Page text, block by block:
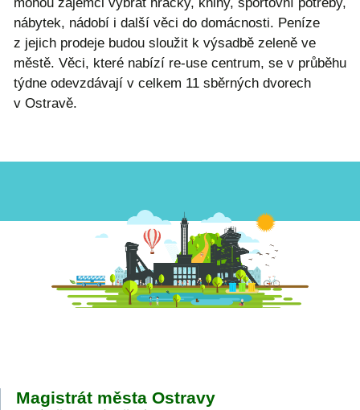
nábytek, nádobí i další věci do domácnosti. Peníze
z jejich prodeje budou sloužit k výsadbě zeleně ve
městě. Věci, které nabízí re-use centrum, se v průběhu
týdne odevzdávají v celkem 11 sběrných dvorech
v Ostravě.
Magistrát města Ostravy